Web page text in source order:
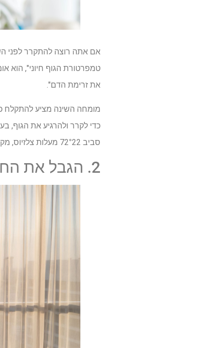
אם אתה רוצה להתקרר לפני
טמפרטורת הגוף חיוני",
את זרימת הדם".
כדי לקרר ולהרגיע את הגוף,
סביב 72
°22 מעלות צלזיוס, מקררת את הגוף תוך כדי שהוא חם מספיק כדי להישאר נוח", אומר רופא השינה.
2. הגבל את החשיפה לשמש לפני השינה